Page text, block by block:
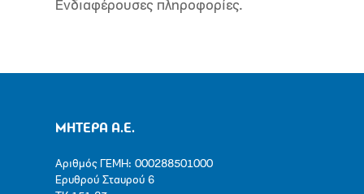
Ενδιαφέρουσες πληροφορίες.
ΜΗΤΕΡΑ Α.Ε.
Αριθμός ΓΕΜΗ: 000288501000
Ερυθρού Σταυρού 6